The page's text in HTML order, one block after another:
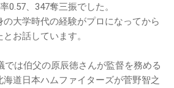
0.57、347奪三振でした。
大学時代の経験がプロになってから
お話しています。
では伯父の原辰徳さんが監督を務める
道日本ハムファイターズが菅野智之